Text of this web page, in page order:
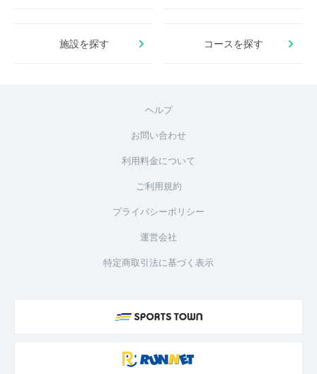
施設を探す コースを探す
ヘルプ
お問い合わせ
利用料金について
ご利用規約
プライバシーポリシー
運営会社
特定商取引法に基づく表示